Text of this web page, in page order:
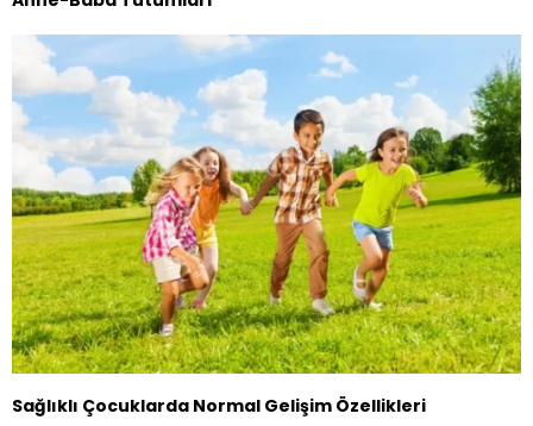
Sağlıklı Çocuklarda Normal Gelişim Özellikleri